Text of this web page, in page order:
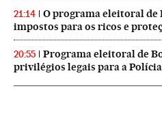
21:14
O programa eleitoral de
impostos para os ricos e
20:55
Programa eleitoral de
privilégios legais para a Polícia